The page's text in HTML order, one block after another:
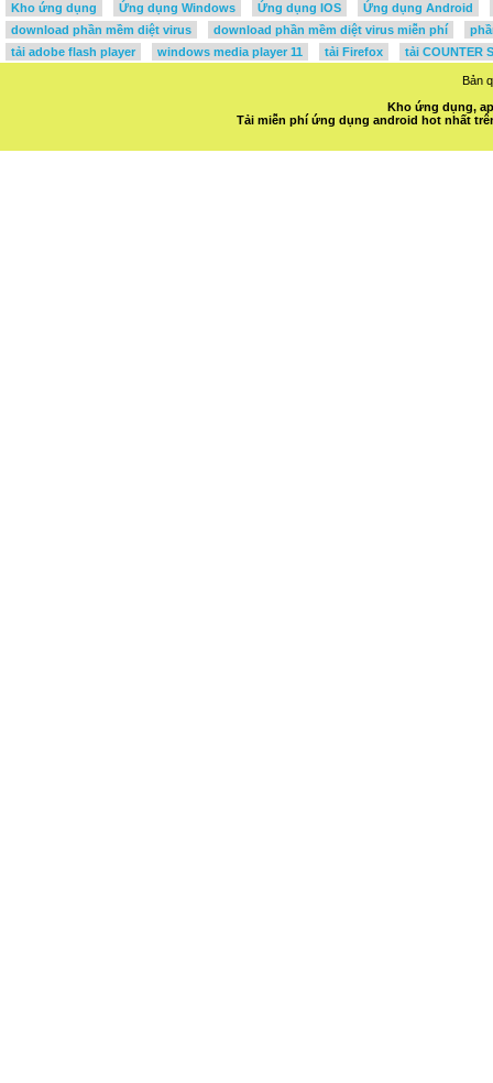
Kho ứng dụng Ứng dụng Windows Ứng dụng IOS
Ứng dụng Android
download phần mềm diệt virus
download phần mềm diệt virus miễn phí
tải adobe flash player
windows media player 11 tải Firefox tải COUNTER
Bản
Kho ứng dụng,
Tải miễn phí ứng dụng android hot nhất